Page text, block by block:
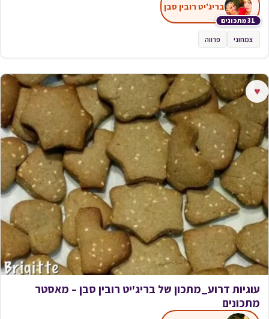
31 מתכונים
בריג'יט רובין סבן
צמחוני פרווה
♥
עוגיות דרוע_מתכון של בריג'יט רובין סבן – מאסטר
מתכונים